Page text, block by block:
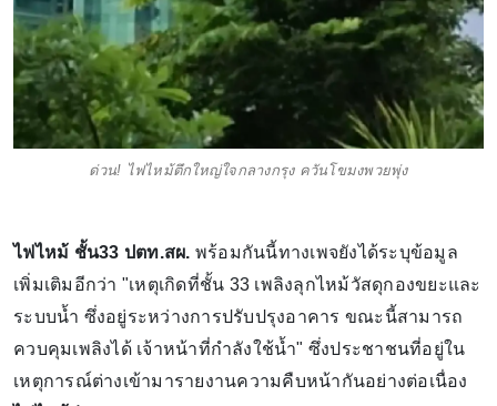
ด่วน! ไฟไหม้ตึกใหญ่ใจกลางกรุง ควันโขมงพวยพุ่ง
ไฟไหม้ ชั้น33 ปตท.สผ. พร้อมกันนี้ทางเพจยังได้ระบุข้อมูล
เพิ่มเติมอีกว่า "เหตุเกิดที่ชั้น 33 เพลิงลุกไหม้วัสดุกองขยะและ
ระบบน้ำ ซึ่งอยู่ระหว่างการปรับปรุงอาคาร ขณะนี้สามารถ
ควบคุมเพลิงได้ เจ้าหน้าที่กำลังใช้น้ำ" ซึ่งประชาชนที่อยู่ใน
เหตุการณ์ต่างเข้ามารายงานความคืบหน้ากันอย่างต่อเนื่อง